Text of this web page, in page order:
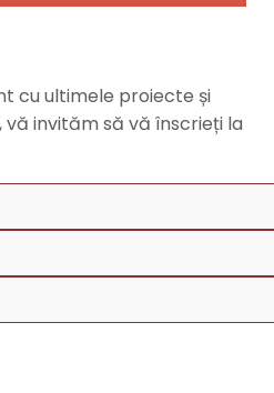
cu ultimele proiecte și
vă invităm să vă înscrieți la